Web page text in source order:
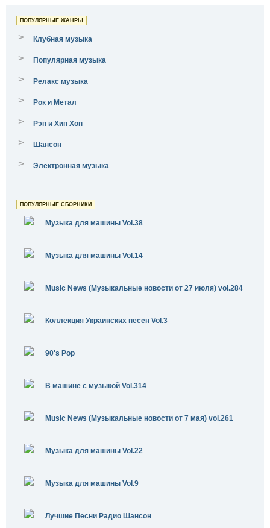
ПОПУЛЯРНЫЕ ЖАНРЫ
> Клубная музыка
> Популярная музыка
> Релакс музыка
> Рок и Метал
> Рэп и Хип Хоп
> Шансон
> Электронная музыка
ПОПУЛЯРНЫЕ СБОРНИКИ
Музыка для машины Vol.38
Музыка для машины Vol.14
Music News (Музыкальные новости от 27 июля) vol.284
Коллекция Украинских песен Vol.3
90's Pop
В машине с музыкой Vol.314
Music News (Музыкальные новости от 7 мая) vol.261
Музыка для машины Vol.22
Музыка для машины Vol.9
Лучшие Песни Радио Шансон